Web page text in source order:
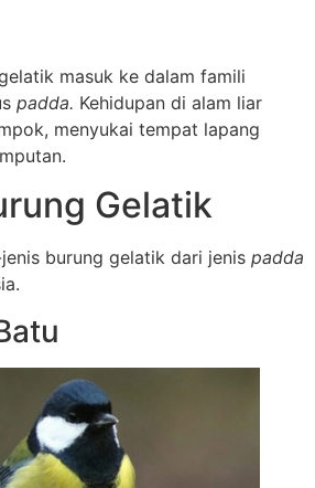
masuk ke dalam famili
padda. Kehidupan di alam liar
menyukai tempat lapang
Gelatik
burung gelatik dari jenis padda